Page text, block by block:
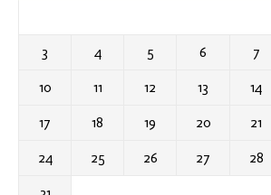
3 4 5 6 7
10 11 12 13 14
17 18 19 20 21
24 25 26 27 28